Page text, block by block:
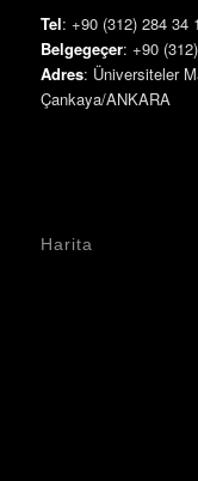
Tel: +90 (312) 284 34
Belgegeçer: +90
Adres: Üniversiteler
Çankaya/ANKARA
Harita